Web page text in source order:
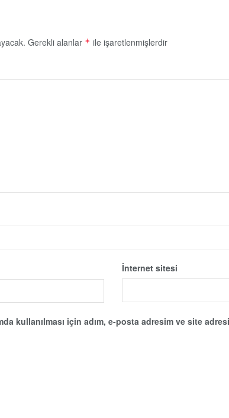
Gerekli alanlar * ile işaretlenmişlerdir
İnternet sitesi
kullanılması için adım, e-posta adresim ve site